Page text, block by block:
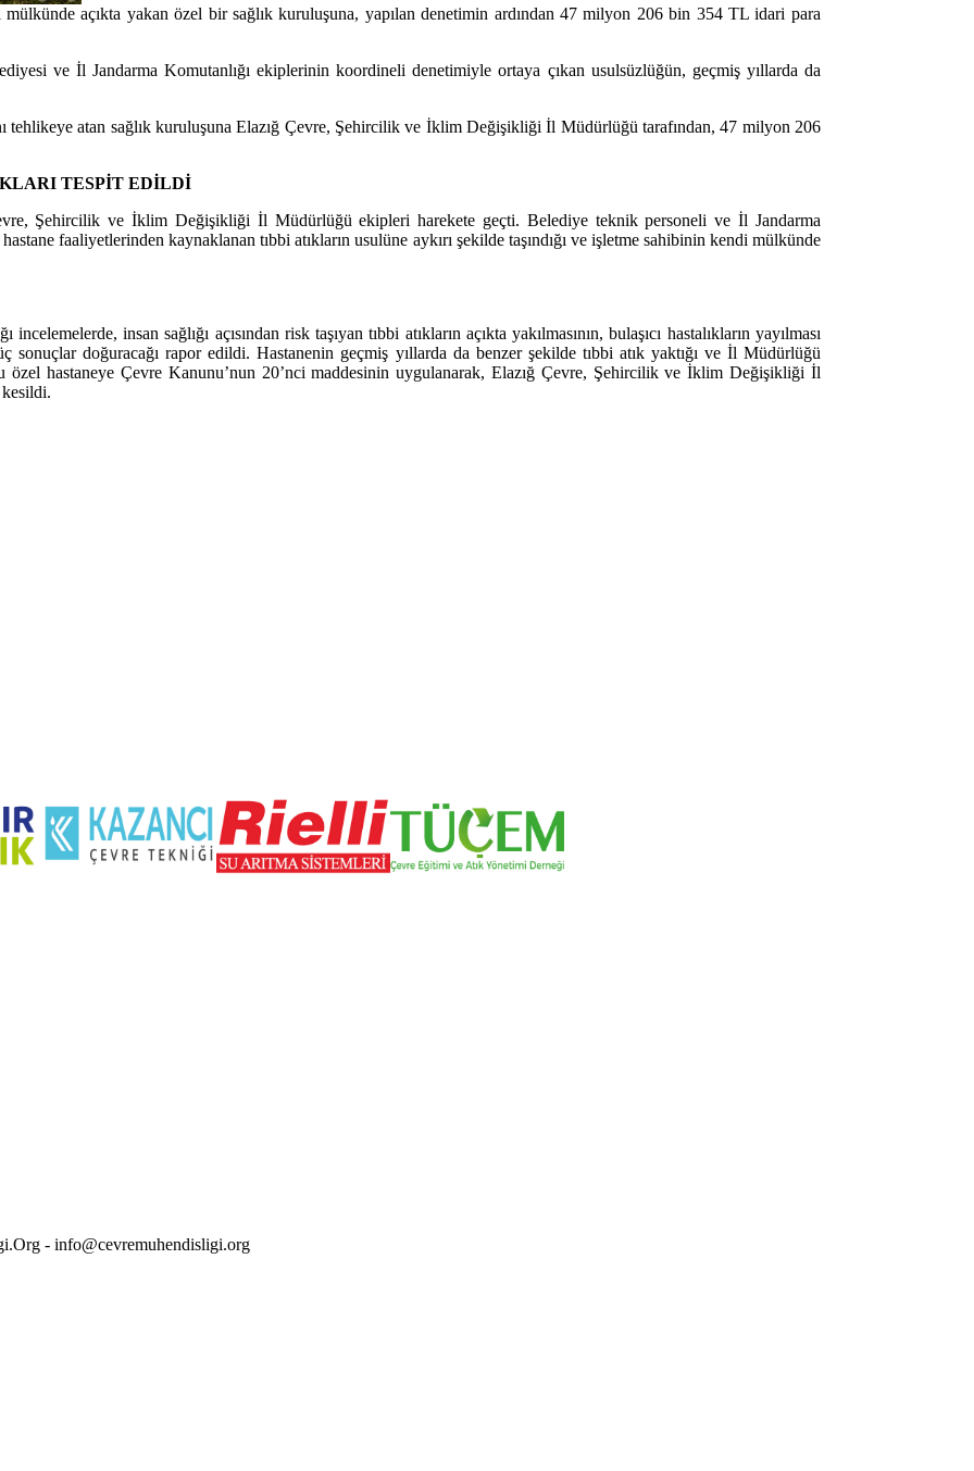
mülkünde açıkta yakan özel bir sağlık kuruluşuna, yapılan denetimin ardından 47 milyon 206 bin 354 TL idari para
ve İl Jandarma Komutanlığı ekiplerinin koordineli denetimiyle ortaya çıkan usulsüzlüğün, geçmiş yıllarda da
tehlikeye atan sağlık kuruluşuna Elazığ Çevre, Şehircilik ve İklim Değişikliği İl Müdürlüğü tarafından, 47 milyon 206
TESPİT EDİLDİ
Şehircilik ve İklim Değişikliği İl Müdürlüğü ekipleri harekete geçti. Belediye teknik personeli ve İl Jandarma
faaliyetlerinden kaynaklanan tıbbi atıkların usulüne aykırı şekilde taşındığı ve işletme sahibinin kendi mülkünde
insan sağlığı açısından risk taşıyan tıbbi atıkların açıkta yakılmasının, bulaşıcı hastalıkların yayılması
doğuracağı rapor edildi. Hastanenin geçmiş yıllarda da benzer şekilde tıbbi atık yaktığı ve İl Müdürlüğü
özel hastaneye Çevre Kanunu’nun 20’nci maddesinin uygulanarak, Elazığ Çevre, Şehircilik ve İklim Değişikliği İl
- info@cevremuhendisligi.org